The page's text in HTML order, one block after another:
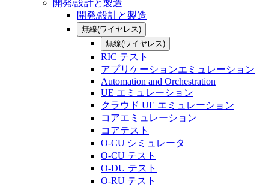
開発/設計と製造
開発/設計と製造
無線(ワイヤレス)
無線(ワイヤレス)
RIC テスト
アプリケーションエミュレーション
Automation and Orchestration
UE エミュレーション
クラウド UE エミュレーション
コアエミュレーション
コアテスト
O-CU シミュレータ
O-CU テスト
O-DU テスト
O-RU テスト